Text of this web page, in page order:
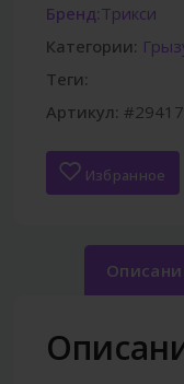
Бренд:Трикси
Категории:
Теги:
Артикул: #29417
Избранное